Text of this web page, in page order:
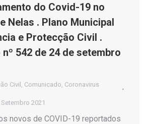
do Covid-19 no
Nelas . Plano Municipal
e Protecção Civil .
542 de 24 de setembro
Civil Comunicado Coronavirus
2021
novos de COVID-19 reportados